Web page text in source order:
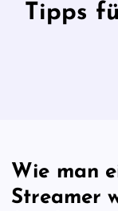
Tipps
Wie man
Streamer